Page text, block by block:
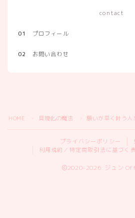
contact
01 プロフィール
02 お問い合わせ
HOME 具現化の魔法 願いが早く叶う
プライバシーポリシー
利用規約／特定商取引法に基づく
2020–2026 ジュン